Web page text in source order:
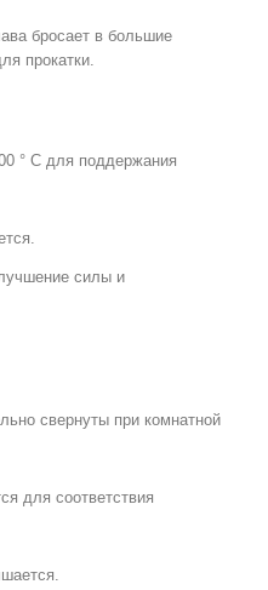
бросает в большие
прокатки.
° C для поддержания
силы и
свернуты при комнатной
для соответствия